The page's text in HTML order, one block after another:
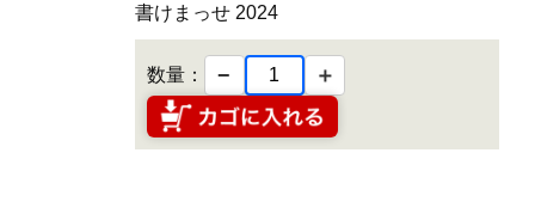
書けまっせ 2024
数量： − ＋